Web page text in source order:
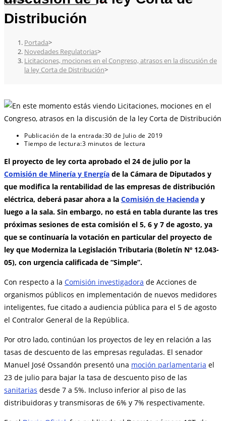
Distribución
Portada>
Novedades Regulatorias>
Licitaciones, mociones en el Congreso, atrasos en la discusión de
la ley Corta de Distribución>
Publicación de la entrada:30 de Julio de 2019
Tiempo de lectura:3 minutos de lectura
El proyecto de ley corta aprobado el 24 de julio por la
Comisión de Minería y Energía de la Cámara de Diputados y
que modifica la rentabilidad de las empresas de distribución
eléctrica, deberá pasar ahora a la Comisión de Hacienda y
luego a la sala. Sin embargo, no está en tabla durante las tres
próximas sesiones de esta comisión el 5, 6 y 7 de agosto, ya
que se continuaría la votación en particular del proyecto de
ley que Moderniza la Legislación Tributaria (Boletín Nº 12.043-
05), con urgencia calificada de “Simple”.
Con respecto a la Comisión investigadora de Acciones de
organismos públicos en implementación de nuevos medidores
inteligentes, fue citado a audiencia pública para el 5 de agosto
el Contralor General de la República.
Por otro lado, continúan los proyectos de ley en relación a las
tasas de descuento de las empresas reguladas. El senador
Manuel José Ossandón presentó una moción parlamentaria el
23 de julio para bajar la tasa de descuento piso de las
sanitarias desde 7 a 5%. Incluso inferior al piso de las
distribuidoras y transmisoras de 6% y 7% respectivamente.